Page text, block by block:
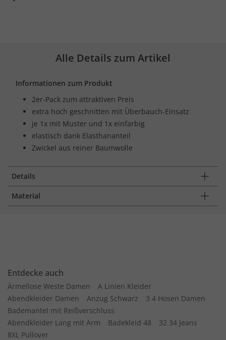
Alle Details zum Artikel
Informationen zum Produkt
2er-Pack zum attraktiven Preis
extra hoch geschnitten mit Überbauch-Einsatz
je 1x mit Muster und 1x einfarbig
elastisch dank Elasthananteil
Zwickel aus reiner Baumwolle
Details
Material
Entdecke auch
Ärmellose Weste Damen
A Linien Kleider
Abendkleider Damen
Anzug Schwarz
3 4 Hosen Damen
Bademantel mit Reißverschluss
Abendkleider Lang mit Arm
Badekleid 48
32 34 Jeans
8XL Pullover